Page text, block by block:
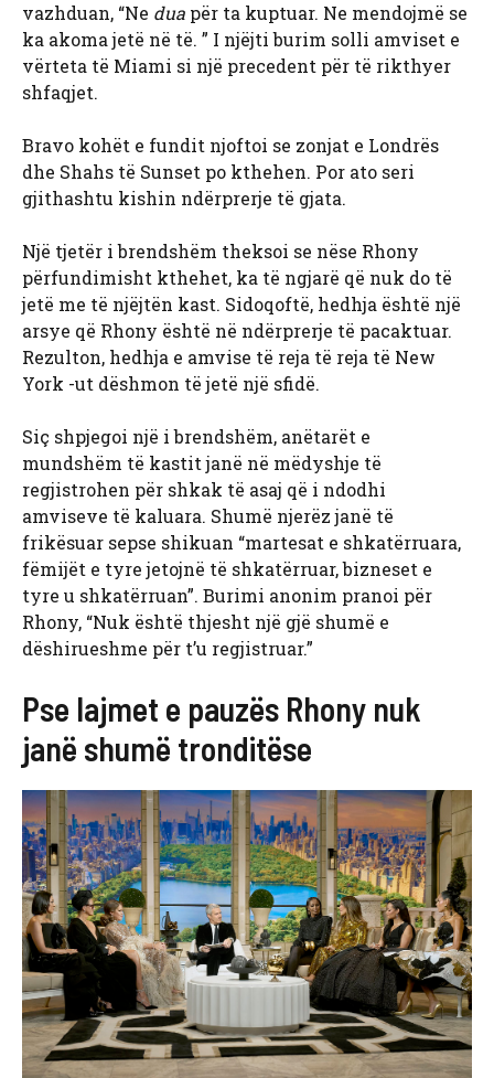
vazhduan, “Ne dua për ta kuptuar. Ne mendojmë se
ka akoma jetë në të. ” I njëjti burim solli amviset e
vërteta të Miami si një precedent për të rikthyer
shfaqjet.
Bravo kohët e fundit njoftoi se zonjat e Londrës
dhe Shahs të Sunset po kthehen. Por ato seri
gjithashtu kishin ndërprerje të gjata.
Një tjetër i brendshëm theksoi se nëse Rhony
përfundimisht kthehet, ka të ngjarë që nuk do të
jetë me të njëjtën kast. Sidoqoftë, hedhja është një
arsye që Rhony është në ndërprerje të pacaktuar.
Rezulton, hedhja e amvise të reja të reja të New
York -ut dëshmon të jetë një sfidë.
Siç shpjegoi një i brendshëm, anëtarët e
mundshëm të kastit janë në mëdyshje të
regjistrohen për shkak të asaj që i ndodhi
amviseve të kaluara. Shumë njerëz janë të
frikësuar sepse shikuan “martesat e shkatërruara,
fëmijët e tyre jetojnë të shkatërruar, bizneset e
tyre u shkatërruan”. Burimi anonim pranoi për
Rhony, “Nuk është thjesht një gjë shumë e
dëshirueshme për t’u regjistruar.”
Pse lajmet e pauzës Rhony nuk
janë shumë tronditëse